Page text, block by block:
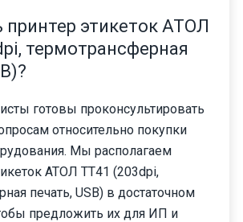
принтер этикеток АТОЛ
термотрансферная
готовы проконсультировать
относительно покупки
Мы располагаем
АТОЛ ТТ41 (203dpi,
печать, USB) в достаточном
предложить их для ИП и